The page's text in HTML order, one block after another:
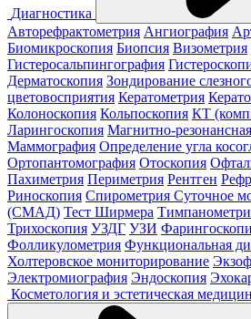
Диагностика
Авторефрактометрия Ангиография
Биомикроскопия Биопсия Визометрия
Гистеросальпингография
Дерматоскопия Зондирование
цветовосприятия Кератометрия
Колоноскопия Кольпоскопия КТ
Ларингоскопия Магнитно-
Маммография Определение угла
Ортопантомография Отоскопия
Пахиметрия Периметрия Рентген
Риноскопия Спирометрия Суточное
(СМАД) Тест Ширмера
Трихоскопия УЗДГ УЗИ
Фолликулометрия Функциональная
Холтеровское мониторирование
Электромиография Эндоскопия
Косметология и эстетическая